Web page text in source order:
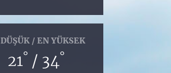
/ EN YÜKSEK
21° / 34°